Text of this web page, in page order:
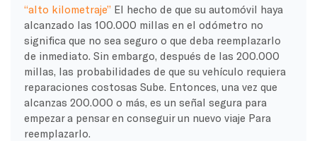
“alto kilometraje” El hecho de que su automóvil haya
alcanzado las 100.000 millas en el odómetro no
significa que no sea seguro o que deba reemplazarlo
de inmediato. Sin embargo, después de las 200.000
millas, las probabilidades de que su vehículo requiera
reparaciones costosas Sube. Entonces, una vez que
alcanzas 200.000 o más, es un señal segura para
empezar a pensar en conseguir un nuevo viaje Para
reemplazarlo.